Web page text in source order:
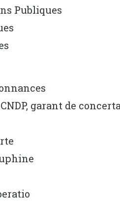
Publiques
garant de